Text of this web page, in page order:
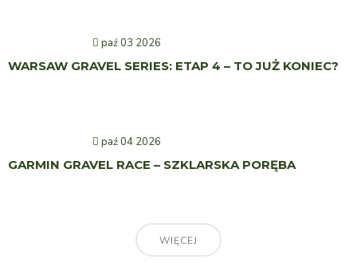
paź 03 2026
WARSAW GRAVEL SERIES: ETAP 4 – TO JUŻ KONIEC?
paź 04 2026
GARMIN GRAVEL RACE – SZKLARSKA PORĘBA
WIĘCEJ